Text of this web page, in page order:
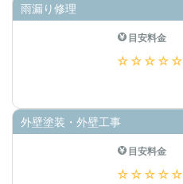
雨漏り修理
目安料金
★★★★★
外壁塗装・外壁工事
目安料金
★★★★★